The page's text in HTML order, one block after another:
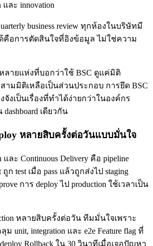
และ innovation
business review ทุกห้องในบริษัทมี
คือการตัดสินใจที่อิงข้อมูล ไม่ใช่ความ
ลายแห่งที่บอกว่าใช้ BSC ดูแค่มิติ
สามมิติเหลือเป็นส่วนประกอบ การยึด BSC
งเป็นเรื่องที่ทำได้ง่ายกว่าในองค์กร
เดียวกัน
หลายสิบครั้งต่อวันแบบมั่นใจ
และ Continuous Delivery คือ pipeline
test เมื่อ pass แล้วถูกส่งไป staging
การ deploy ไป production ใช้เวลาเป็น
หลายสิบครั้งต่อวัน ทีมมั่นใจเพราะ
ม unit, integration และ e2e Feature flag ที่
Rollback ใน 30 วินาทีเมื่อเจอปัญหา